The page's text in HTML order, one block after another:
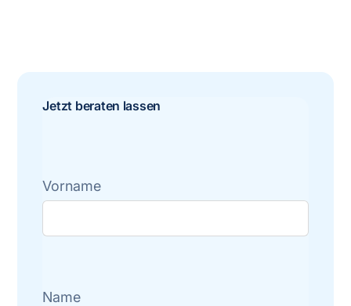
Jetzt beraten lassen
Vorname
Name